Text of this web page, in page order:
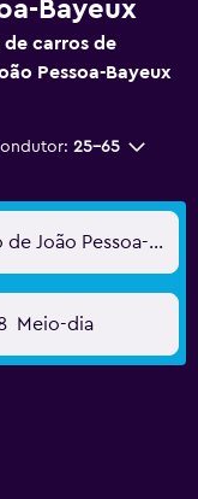
Bayeux
carros de
Pessoa-Bayeux
25-65
João Pessoa, Brasil - Aeroporto de João Pessoa-Bayeux (JPA)
Meio-dia